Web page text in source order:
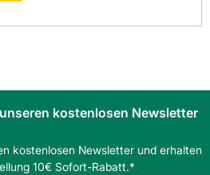
kostenlosen Newsletter
kostenlosen Newsletter und erhalten
10€ Sofort-Rabatt.*